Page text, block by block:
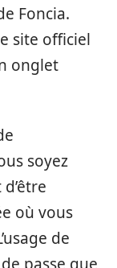
Foncia.
site officiel
onglet
soyez
où vous
de